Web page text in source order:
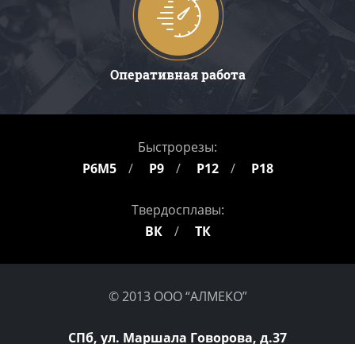
Оперативная работа
Быстрорезы:
Р6М5
Р9 Р12 Р18
Твердосплавы:
ВК
ТК
© 2013 ООО “АЛМЕКО”
СПб, ул. Маршала Говорова, д.37